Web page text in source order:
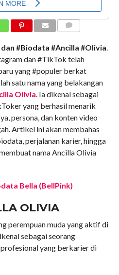
#Biodata #Ancilla #Olivia.
dan #TikTok telah
yang #populer berkat
satu nama yang belakangan
Olivia. Ia dikenal sebagai
yang berhasil menarik
persona, dan konten video
Artikel ini akan membahas
perjalanan karier, hingga
nama Ancilla Olivia
Bella (BellPink)
OLIVIA
perempuan muda yang aktif di
sebagai seorang
yang berkarier di